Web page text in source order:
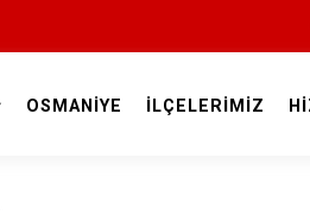
OSMANİYE İLÇELERİMİZ